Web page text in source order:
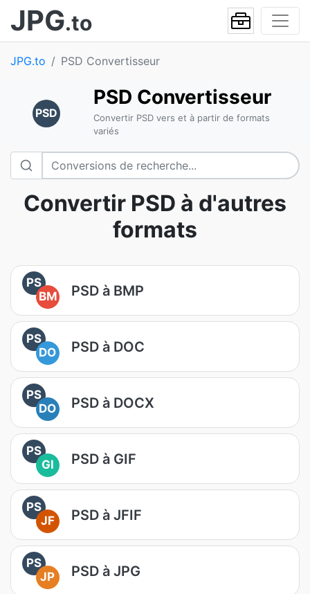
JPG.to
JPG.to PSD Convertisseur
PSD
PSD Convertisseur
Convertir PSD vers et à partir de formats
variés
Convertir PSD à d'autres
formats
PS
BM
PSD à BMP
PS
DO
PSD à DOC
PS
DO
PSD à DOCX
PS
GI
PSD à GIF
PS
JF
PSD à JFIF
PS
JP
PSD à JPG